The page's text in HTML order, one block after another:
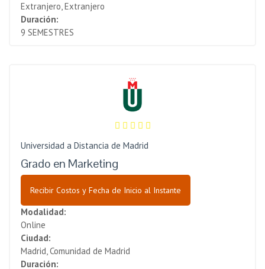
Extranjero, Extranjero
Duración:
9 SEMESTRES
Universidad a Distancia de Madrid
Grado en Marketing
Recibir Costos y Fecha de Inicio al Instante
Modalidad:
Online
Ciudad:
Madrid, Comunidad de Madrid
Duración: